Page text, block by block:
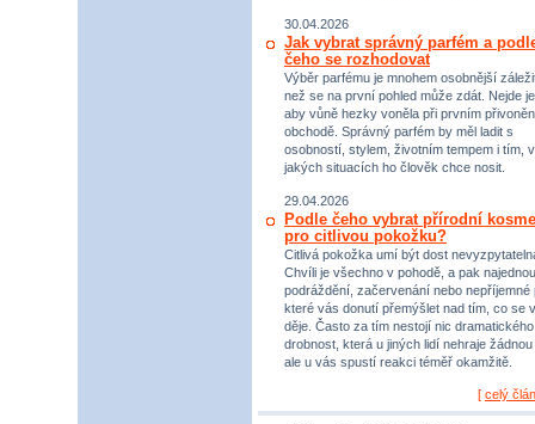
30.04.2026
Jak vybrat správný parfém a
čeho se rozhodovat
Výběr parfému je mnohem osobnější
než se na první pohled může zdát. Nejde
aby vůně hezky voněla při prvním
obchodě. Správný parfém by měl ladit s
osobností, stylem, životním tempem i tím, v
jakých situacích ho člověk chce nosit.
29.04.2026
Podle čeho vybrat přírodní
pro citlivou pokožku?
Citlivá pokožka umí být dost
Chvíli je všechno v pohodě, a pak
podráždění, začervenání nebo nepříjemné
které vás donutí přemýšlet nad tím, co se
děje. Často za tím nestojí nic
drobnost, která u jiných lidí nehraje žádnou
ale u vás spustí reakci téměř okamžitě.
[ celý